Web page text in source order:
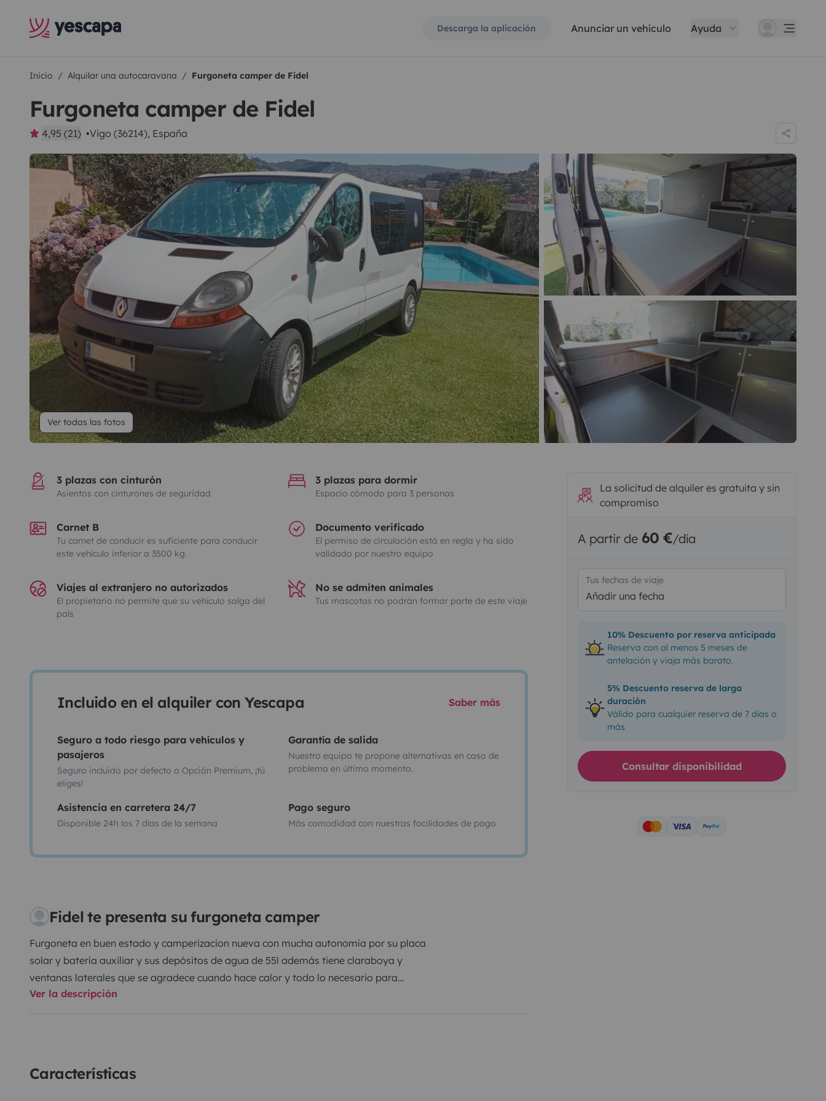
Descarga la aplicación Anunciar un vehículo Ayuda
Inicio Alquilar una autocaravana Furgoneta camper de Fidel
Furgoneta camper de Fidel
4,95 (21) Vigo (36214), España
Ver todas las fotos
3 plazas con cinturón
Asientos con cinturones de seguridad
3 plazas para dormir
Espacio cómodo para 3 personas
Carnet B
Tu carnet de conducir es suficiente para conducir
este vehículo inferior a 3500 kg.
Documento verificado
El permiso de circulación está en regla y ha sido
validado por nuestro equipo
Viajes al extranjero no autorizados
El propietario no permite que su vehículo salga del
país
No se admiten animales
Tus mascotas no podrán formar parte de este viaje
Incluido en el alquiler con Yescapa Saber más
Seguro a todo riesgo para vehículos y
pasajeros
Seguro incluido por defecto o Opción Premium, ¡tú
eliges!
Garantía de salida
Nuestro equipo te propone alternativas en caso de
problema en último momento.
Asistencia en carretera 24/7
Disponible 24h los 7 días de la semana
Pago seguro
Más comodidad con nuestras facilidades de pago
Fidel te presenta su furgoneta camper
Furgoneta en buen estado y camperizacion nueva con mucha autonomía por su placa
solar y batería auxiliar y sus depósitos de agua de 55l además tiene claraboya y
ventanas laterales que se agradece cuando hace calor y todo lo necesario para
disfrutar de una experiencia inolvidable tanto en la naturaleza como en la playa.
Ver la descripción
Características
La solicitud de alquiler es gratuita y sin
compromiso
A partir de 60 €/día
Tus fechas de viaje
Añadir una fecha
10% Descuento por reserva anticipada
Reserva con al menos 5 meses de
antelación y viaja más barato.
5% Descuento reserva de larga
duración
Válido para cualquier reserva de 7 días o
más
Consultar disponibilidad